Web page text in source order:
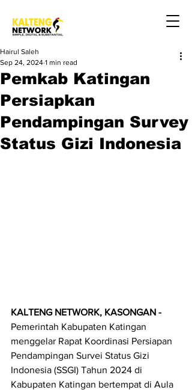
Pemkab Katingan
Persiapkan
Pendampingan Survey
Status Gizi Indonesia
Hairul Saleh
Sep 24, 2024 1 min read
KALTENG NETWORK, KASONGAN -
Pemerintah Kabupaten Katingan
menggelar Rapat Koordinasi Persiapan
Pendampingan Survei Status Gizi
Indonesia (SSGI) Tahun 2024 di
Kabupaten Katingan bertempat di Aula